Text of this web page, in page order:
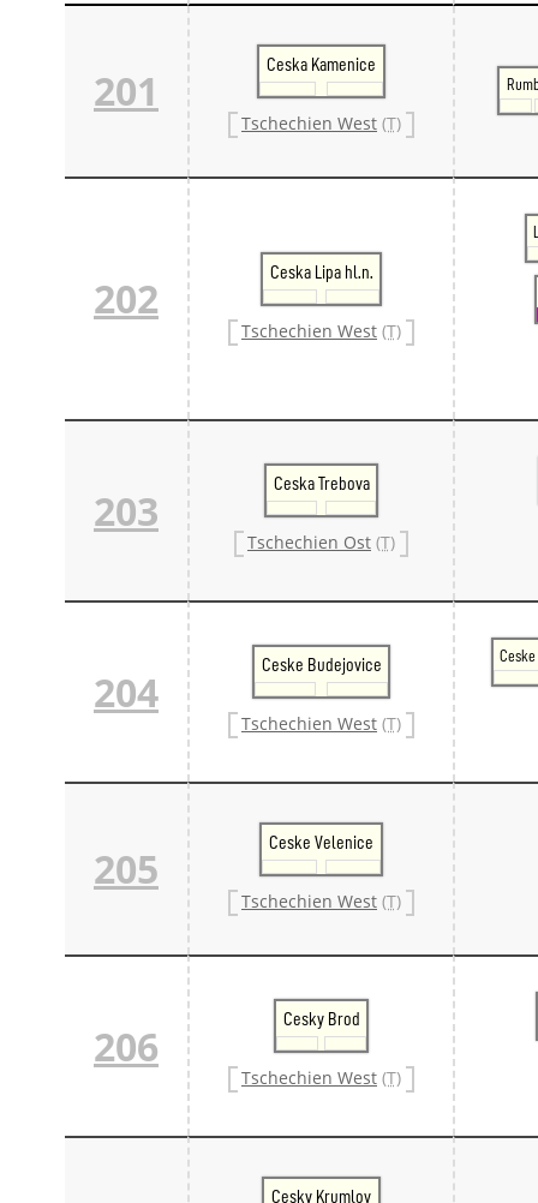
201
Ceska Kamenice
Tschechien West (T)
202
Ceska Lipa hl.n.
Tschechien West (T)
203
Ceska Trebova
Tschechien Ost (T)
204
Ceske Budejovice
Tschechien West (T)
205
Ceske Velenice
Tschechien West (T)
206
Cesky Brod
Tschechien West (T)
Cesky Krumlov